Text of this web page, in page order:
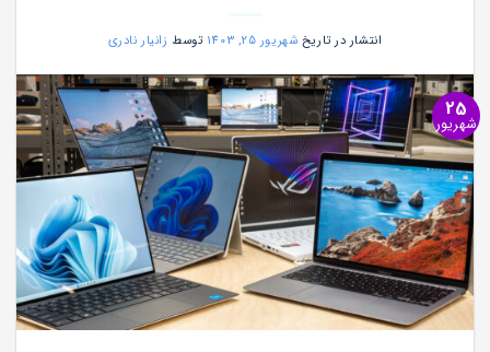
انتشار در تاریخ شهریور 25, 1403 توسط زانیار نادری
25
شهریور